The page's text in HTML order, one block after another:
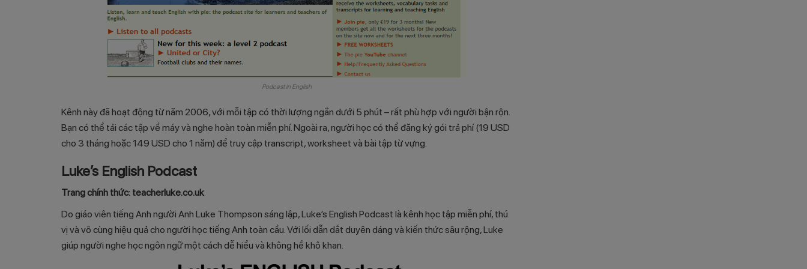
Podcast in English
Kênh này đã hoạt động từ năm 2006, với mỗi tập có thời lượng ngắn dưới 5 phút – rất phù hợp với người bận rộn.
Bạn có thể tải các tập về máy và nghe hoàn toàn miễn phí. Ngoài ra, người học có thể đăng ký gói trả phí (19 USD
cho 3 tháng hoặc 149 USD cho 1 năm) để truy cập transcript, worksheet và bài tập từ vựng.
Luke’s English Podcast
Trang chính thức: teacherluke.co.uk
Do giáo viên tiếng Anh người Anh Luke Thompson sáng lập, Luke’s English Podcast là kênh học tập miễn phí, thú
vị và vô cùng hiệu quả cho người học tiếng Anh toàn cầu. Với lối dẫn dắt duyên dáng và kiến thức sâu rộng, Luke
giúp người nghe học ngôn ngữ một cách dễ hiểu và không hề khô khan.